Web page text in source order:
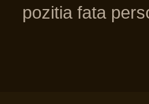
pozitia fata